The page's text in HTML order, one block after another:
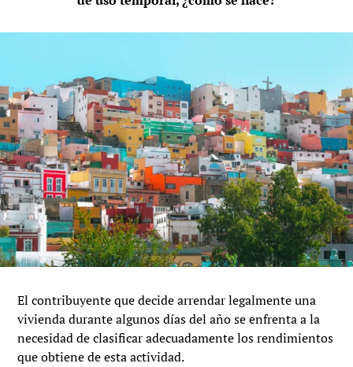
El contribuyente que decide arrendar legalmente una
vivienda durante algunos días del año se enfrenta a la
necesidad de clasificar adecuadamente los rendimientos
que obtiene de esta actividad.